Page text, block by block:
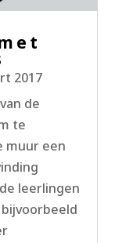
2017
de
te
muur een
leerlingen